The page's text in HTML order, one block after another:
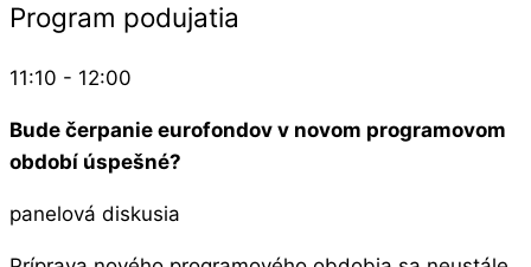
Program podujatia
11:10 - 12:00
Bude čerpanie eurofondov v novom programovom
období úspešné?
panelová diskusia